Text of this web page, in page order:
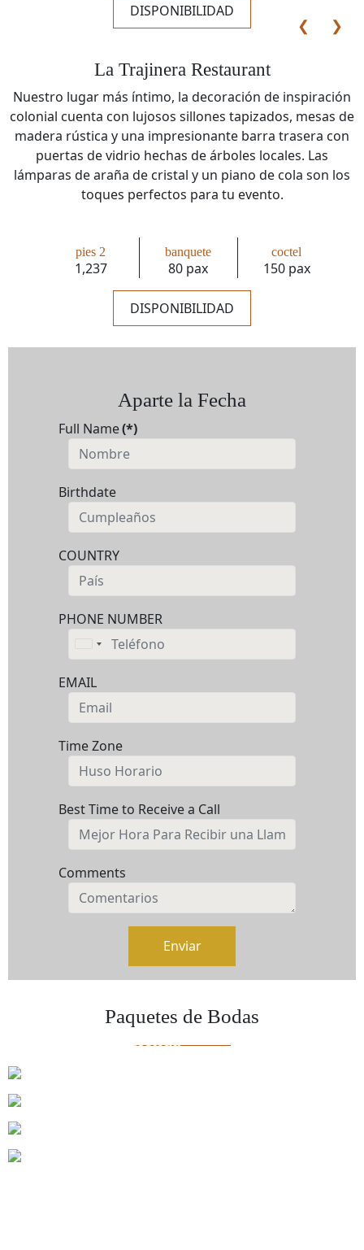
DISPONIBILIDAD
❮ ❯
La Trajinera Restaurant
Nuestro lugar más íntimo, la decoración de inspiración
colonial cuenta con lujosos sillones tapizados, mesas de
madera rústica y una impresionante barra trasera con
puertas de vidrio hechas de árboles locales. Las
lámparas de araña de cristal y un piano de cola son los
toques perfectos para tu evento.
pies 2
1,237
banquete
80 pax
coctel
150 pax
DISPONIBILIDAD
Aparte la Fecha
Full Name(*)
Birthdate
COUNTRY
PHONE NUMBER
United
+1
EMAIL
Time Zone
Best Time to Receive a Call
Comments
Enviar
Paquetes de Bodas